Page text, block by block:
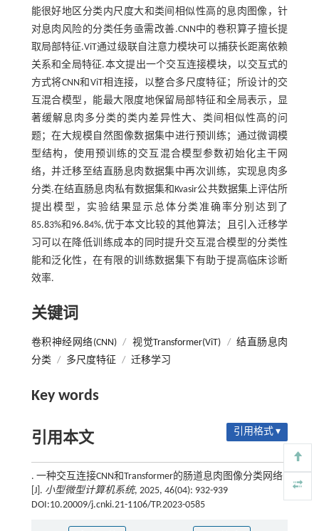
能很好地区分类内尺度大和类间相似性高的息肉图像，针
对息肉风险的分类任务亟需改善.CNN中的卷积算子擅长提
取局部特征.ViT通过级联自注意力模块可以捕获长距离依赖
关系和全局特征.本文提出一个交互连接模块，以交互式的
方式将CNN和ViT相连接，以整合多尺度特征；所设计的交
互混合模型，能最大限度地保留局部特征和全局表示，显
著缓解息肉多分类的类内差异性大、类间相似性高的问
题；在大规模自然图像数据集中进行预训练；通过微调模
型结构，使用预训练的交互混合模型参数初始化主干网
络，并迁移至结直肠息肉数据集中再次训练，实现息肉多
分类.在结直肠息肉私有数据集和Kvasir公共数据集上评估所
提出模型，实验结果显示总体分类准确率分别达到了
85.83%和96.84%,优于本文比较的其他算法；且引入迁移学
习可以在降低训练成本的同时提升交互混合模型的分类性
能和泛化性，在有限的训练数据集下有助于提高临床诊断
效率.
关键词
卷积神经网络(CNN) / 视觉Transformer(ViT) / 结直肠息肉
分类 / 多尺度特征 / 迁移学习
Key words
引用本文 引用格式 ▾
. 一种交互连接CNN和Transformer的肠道息肉图像分类网络
[J]. 小型微型计算机系统, 2025, 46(04): 932-939
DOI:10.20009/j.cnki.21-1106/TP.2023-0585